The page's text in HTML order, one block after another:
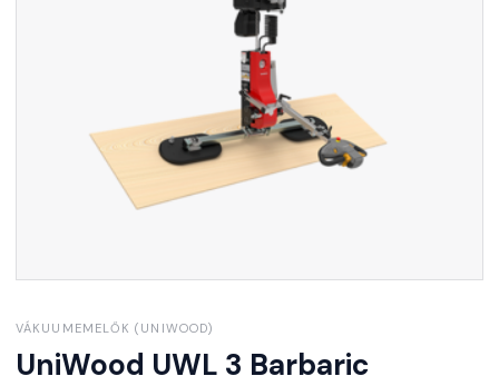
VÁKUUMEMELŐK (UNIWOOD)
UniWood UWL 3 Barbaric